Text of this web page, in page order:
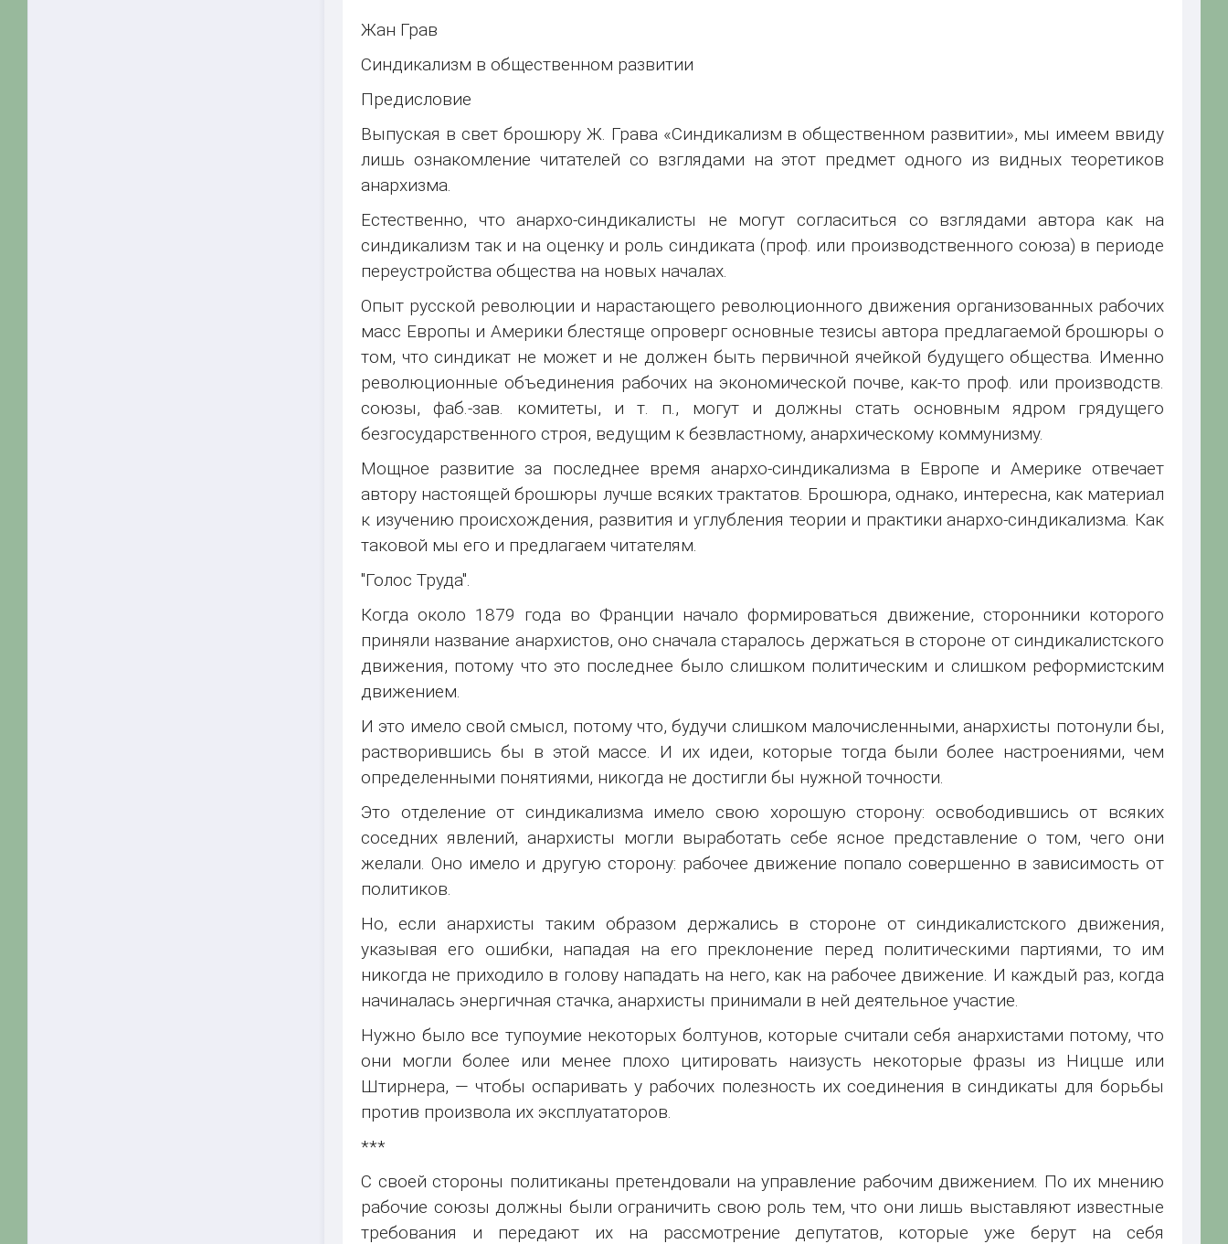
Жан Грав
Синдикализм в общественном развитии
Предисловие
Выпуская в свет брошюру Ж. Грава «Синдикализм в общественном развитии», мы имеем ввиду
лишь ознакомление читателей со взглядами на этот предмет одного из видных теоретиков
анархизма.
Естественно, что анархо-синдикалисты не могут согласиться со взглядами автора как на
синдикализм так и на оценку и роль синдиката (проф. или производственного союза) в периоде
переустройства общества на новых началах.
Опыт русской революции и нарастающего революционного движения организованных рабочих
масс Европы и Америки блестяще опроверг основные тезисы автора предлагаемой брошюры о
том, что синдикат не может и не должен быть первичной ячейкой будущего общества. Именно
революционные объединения рабочих на экономической почве, как-то проф. или производств.
союзы, фаб.-зав. комитеты, и т. п., могут и должны стать основным ядром грядущего
безгосударственного строя, ведущим к безвластному, анархическому коммунизму.
Мощное развитие за последнее время анархо-синдикализма в Европе и Америке отвечает
автору настоящей брошюры лучше всяких трактатов. Брошюра, однако, интересна, как материал
к изучению происхождения, развития и углубления теории и практики анархо-синдикализма. Как
таковой мы его и предлагаем читателям.
"Голос Труда".
Когда около 1879 года во Франции начало формироваться движение, сторонники которого
приняли название анархистов, оно сначала старалось держаться в стороне от синдикалистского
движения, потому что это последнее было слишком политическим и слишком реформистским
движением.
И это имело свой смысл, потому что, будучи слишком малочисленными, анархисты потонули бы,
растворившись бы в этой массе. И их идеи, которые тогда были более настроениями, чем
определенными понятиями, никогда не достигли бы нужной точности.
Это отделение от синдикализма имело свою хорошую сторону: освободившись от всяких
соседних явлений, анархисты могли выработать себе ясное представление о том, чего они
желали. Оно имело и другую сторону: рабочее движение попало совершенно в зависимость от
политиков.
Но, если анархисты таким образом держались в стороне от синдикалистского движения,
указывая его ошибки, нападая на его преклонение перед политическими партиями, то им
никогда не приходило в голову нападать на него, как на рабочее движение. И каждый раз, когда
начиналась энергичная стачка, анархисты принимали в ней деятельное участие.
Нужно было все тупоумие некоторых болтунов, которые считали себя анархистами потому, что
они могли более или менее плохо цитировать наизусть некоторые фразы из Ницше или
Штирнера, — чтобы оспаривать у рабочих полезность их соединения в синдикаты для борьбы
против произвола их эксплуататоров.
***
С своей стороны политиканы претендовали на управление рабочим движением. По их мнению
рабочие союзы должны были ограничить свою роль тем, что они лишь выставляют известные
требования и передают их на рассмотрение депутатов, которые уже берут на себя